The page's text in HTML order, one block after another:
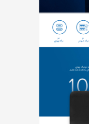
دو
درگاه ورودی
درگاه خروجی
پاوربانک Redmi ظرفیتی 10000 میلی‌آمپر ساعتی دارد و به دو درگاه ورودی